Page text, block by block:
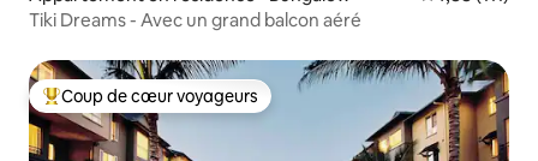
Tiki Dreams - Avec un grand balcon aéré
Coups de cœur voyageurs les plus appréciés
Coup de cœur voyageurs